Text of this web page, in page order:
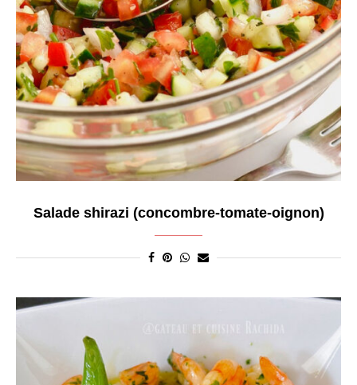
Salade shirazi (concombre-tomate-oignon)